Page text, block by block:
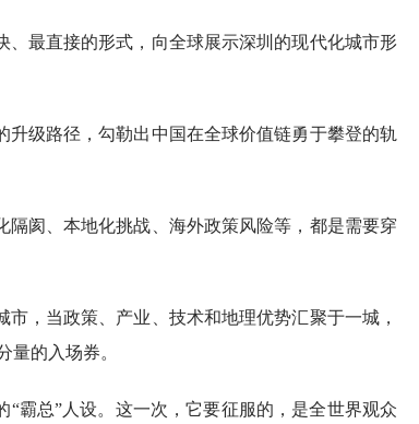
、最直接的形式，向全球展示深圳的现代化城市形
升级路径，勾勒出中国在全球价值链勇于攀登的轨
隔阂、本地化挑战、海外政策风险等，都是需要穿
，当政策、产业、技术和地理优势汇聚于一城，
量的入场券。
霸总”人设。这一次，它要征服的，是全世界观众